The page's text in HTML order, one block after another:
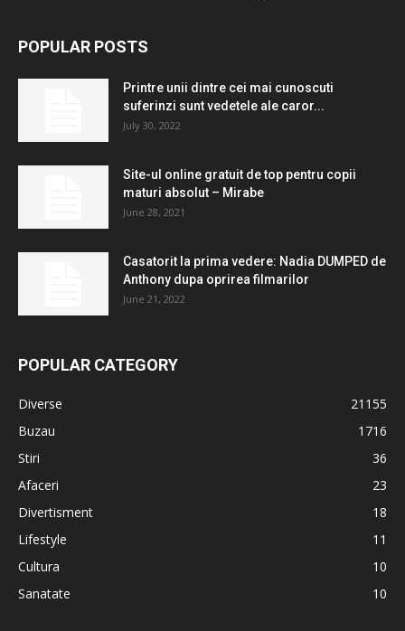
POPULAR POSTS
Printre unii dintre cei mai cunoscuti
suferinzi sunt vedetele ale caror...
July 30, 2022
Site-ul online gratuit de top pentru copii
maturi absolut – Mirabe
June 28, 2021
Casatorit la prima vedere: Nadia DUMPED de
Anthony dupa oprirea filmarilor
June 21, 2022
POPULAR CATEGORY
Diverse
21155
Buzau
1716
Stiri
36
Afaceri
23
Divertisment
18
Lifestyle
11
Cultura
10
Sanatate
10